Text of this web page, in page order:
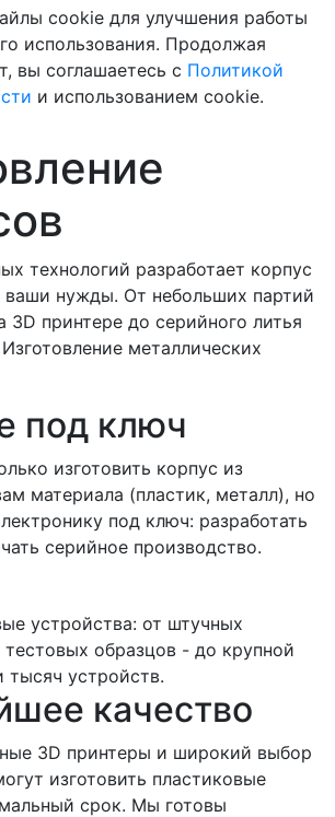
cookie для улучшения работы
использования. Продолжая
вы соглашаетесь с Политикой
и использованием cookie.
технологий разработает корпус
ваши нужды. От небольших партий
3D принтере до серийного литья
металлических
под ключ
изготовить корпус из
материала (пластик, металл), но
под ключ: разработать
серийное производство.
устройства: от штучных
тестовых образцов - до крупной
тысяч устройств.
качество
3D принтеры и широкий выбор
изготовить пластиковые
срок. Мы готовы